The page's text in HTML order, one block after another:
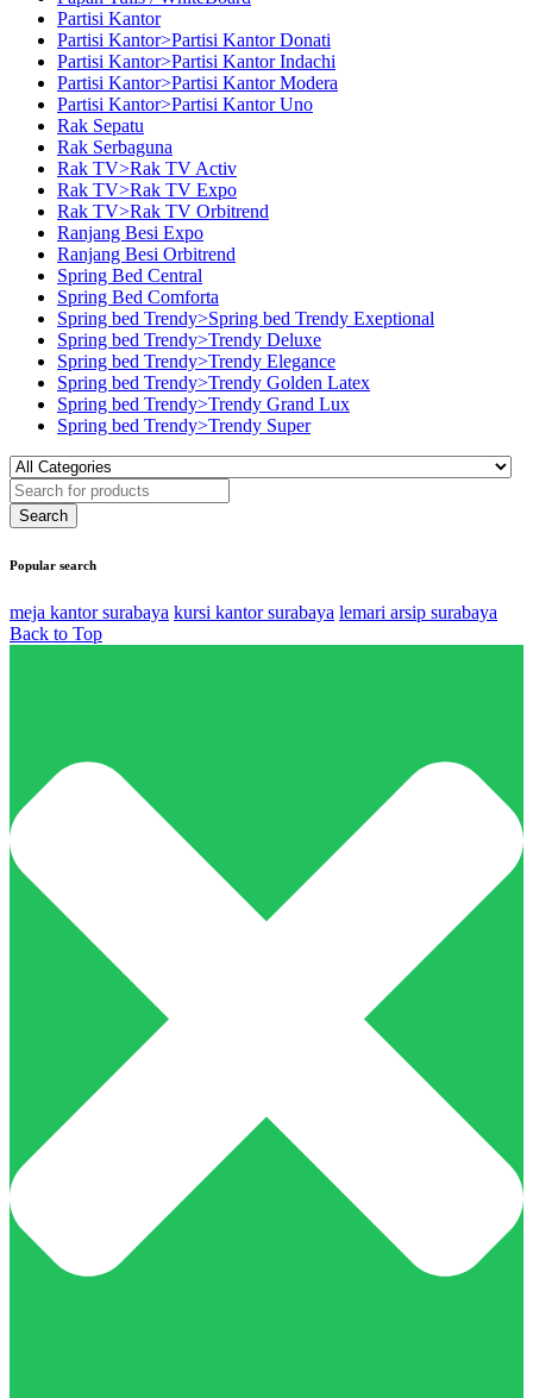
Partisi Kantor
Partisi Kantor>Partisi Kantor Donati
Partisi Kantor>Partisi Kantor Indachi
Partisi Kantor>Partisi Kantor Modera
Partisi Kantor>Partisi Kantor Uno
Rak Sepatu
Rak Serbaguna
Rak TV>Rak TV Activ
Rak TV>Rak TV Expo
Rak TV>Rak TV Orbitrend
Ranjang Besi Expo
Ranjang Besi Orbitrend
Spring Bed Central
Spring Bed Comforta
Spring bed Trendy>Spring bed Trendy Exeptional
Spring bed Trendy>Trendy Deluxe
Spring bed Trendy>Trendy Elegance
Spring bed Trendy>Trendy Golden Latex
Spring bed Trendy>Trendy Grand Lux
Spring bed Trendy>Trendy Super
Popular search
meja kantor surabaya kursi kantor surabaya lemari arsip surabaya
Back to Top